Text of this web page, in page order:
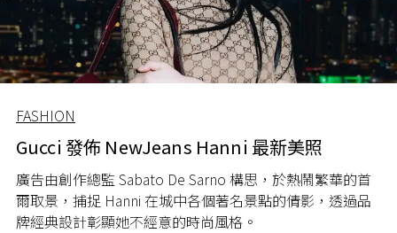
FASHION
Gucci 發佈 NewJeans Hanni 最新美照
廣告由創作總監 Sabato De Sarno 構思，於熱鬧繁華的首
爾取景，捕捉 Hanni 在城中各個著名景點的倩影，透過品
牌經典設計彰顯她不經意的時尚風格。